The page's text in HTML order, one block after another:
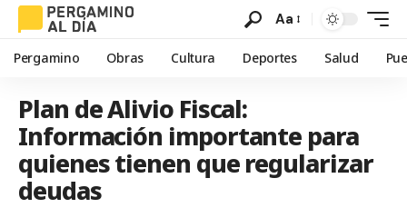
Aa
Pergamino Obras Cultura Deportes Salud
Plan de Alivio Fiscal:
Información importante para
quienes tienen que regularizar
deudas